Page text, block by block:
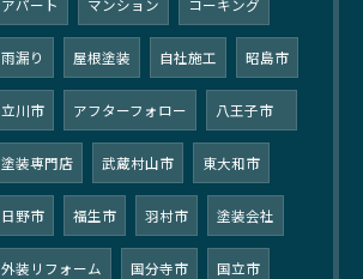
雨漏り 屋根塗装 自社施工 昭島市
立川市 アフターフォロー 八王子市
塗装専門店 武蔵村山市 東大和市
日野市 福生市 羽村市 塗装会社
外装リフォーム 国分寺市 国立市